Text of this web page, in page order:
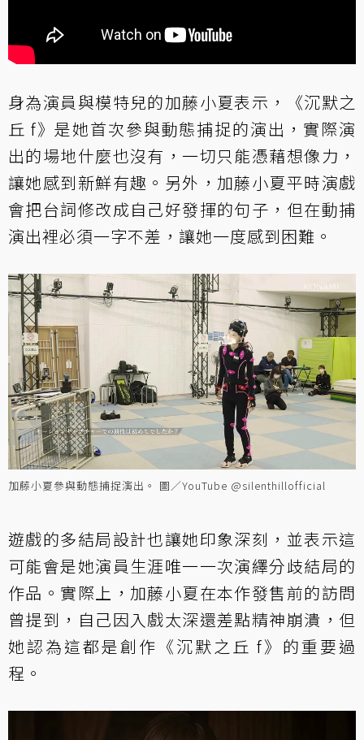
身為演員與模特兒的加藤小夏表示，《沉默之
丘 f》是她首次參與動態捕捉的演出，實際演
出的場地什麼也沒有，一切只能憑藉想像力，
讓她感到新鮮有趣。另外，加藤小夏平時演戲
會把台詞修改成自己好發揮的句子，但在動捕
演出裡必須一字不差，讓她一度感到困難。
加藤小夏參與動態捕捉演出。 圖／YouTube @silenthillofficial
遊戲的多結局設計也讓她印象深刻，並表示這
可能會是她演員生涯唯一一次演繹分歧結局的
作品。實際上，加藤小夏在本作發售前的訪問
曾提到，自己因入戲太深還差點精神崩潰，但
她認為這都是創作《沉默之丘 f》的重要過
程。